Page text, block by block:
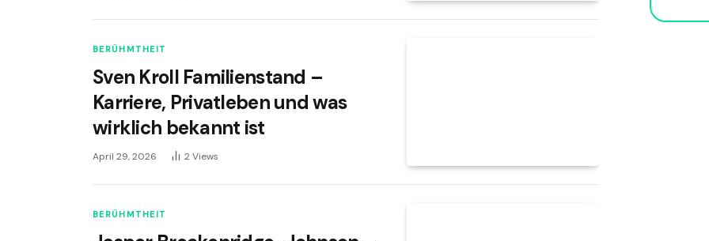
BERÜHMTHEIT
Sven Kroll Familienstand –
Karriere, Privatleben und was
wirklich bekannt ist
April 29, 2026 2Views
BERÜHMTHEIT